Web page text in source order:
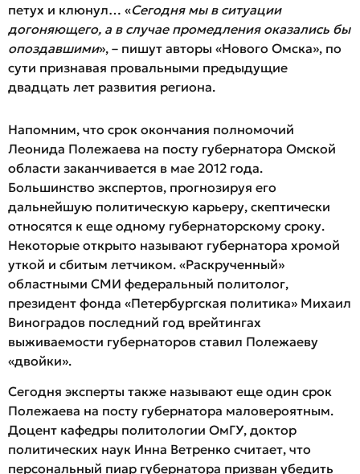
петух и клюнул… «Сегодня мы в ситуации
догоняющего, а в случае промедления оказались бы
опоздавшими», – пишут авторы «Нового Омска», по
сути признавая провальными предыдущие
двадцать лет развития региона.
Напомним, что срок окончания полномочий
Леонида Полежаева на посту губернатора Омской
области заканчивается в мае 2012 года.
Большинство экспертов, прогнозируя его
дальнейшую политическую карьеру, скептически
относятся к еще одному губернаторскому сроку.
Некоторые открыто называют губернатора хромой
уткой и сбитым летчиком. «Раскрученный»
областными СМИ федеральный политолог,
президент фонда «Петербургская политика» Михаил
Виноградов последний год врейтингах
выживаемости губернаторов ставил Полежаеву
«двойки».
Сегодня эксперты также называют еще один срок
Полежаева на посту губернатора маловероятным.
Доцент кафедры политологии ОмГУ, доктор
политических наук Инна Ветренко считает, что
персональный пиар губернатора призван убедить